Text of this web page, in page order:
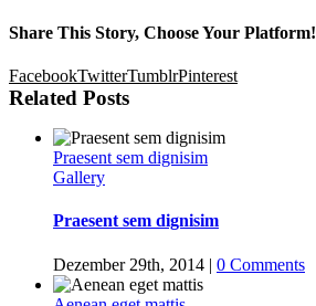
Share This Story, Choose Your Platform!
FacebookTwitterTumblrPinterest
Related Posts
Praesent sem dignisim
Gallery
Praesent sem dignisim
Dezember 29th, 2014 | 0 Comments